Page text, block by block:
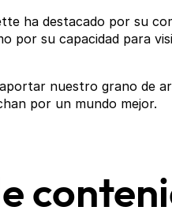
ha destacado por su
por su capacidad para
nuestro grano de
por un mundo mejor.